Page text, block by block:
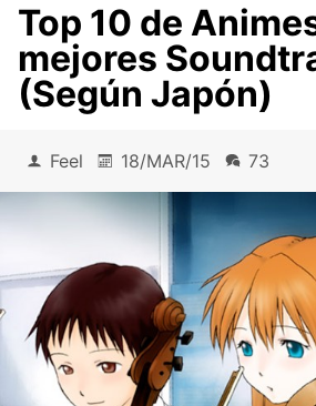
Top 10 de
mejores
(Según Japón)
Feel 18/MAR/15 73